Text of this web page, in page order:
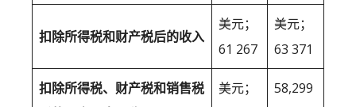
扣除所得税和财产税后的收入
美元；
61 267
美元；
63 371
扣除所得税、财产税和销售税
美元；
58,299